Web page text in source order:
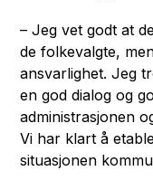
– Jeg vet godt at
de folkevalgte,
ansvarlighet. Jeg
en god dialog og
administrasjonen
Vi har klart å
situasjonen